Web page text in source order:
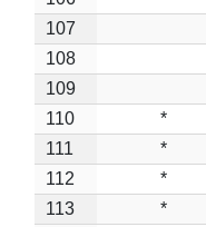
107
108
109
110
*
111
*
112
*
113
*